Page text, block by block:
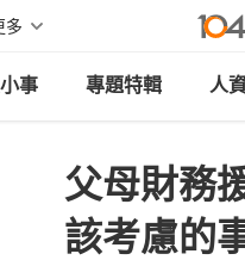
多
事 專題特輯 人
父母財務
該考慮的